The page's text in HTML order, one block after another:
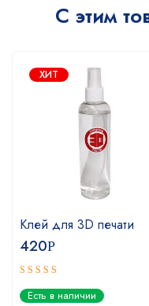
С этим
ХИТ
Клей для 3D печати
420Р
Оценка
из 5
Есть в наличии